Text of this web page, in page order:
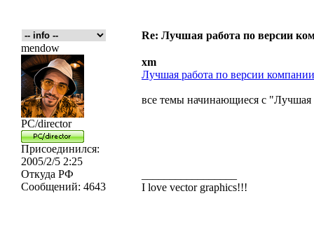
Re: Лучшая работа по версии
mendow
PC/director
Присоединился:
2005/2/5 2:25
Откуда РФ
Сообщений: 4643
xm
Лучшая работа по версии
все темы начинающиеся с "Лучшая
I love vector graphics!!!